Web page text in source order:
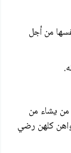
من أجل
من يشاء من
كلهن رضي